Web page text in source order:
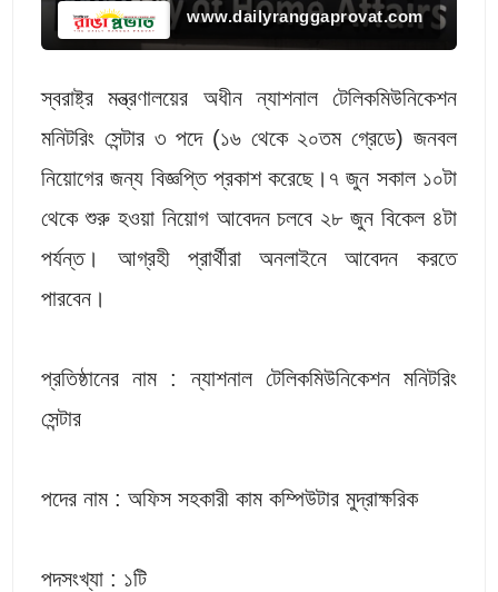
www.dailyranggaprovat.com
স্বরাষ্ট্র মন্ত্রণালয়ের অধীন ন্যাশনাল টেলিকমিউনিকেশন
মনিটরিং সেন্টার ৩ পদে (১৬ থেকে ২০তম গ্রেডে) জনবল
নিয়োগের জন্য বিজ্ঞপ্তি প্রকাশ করেছে।৭ জুন সকাল ১০টা
থেকে শুরু হওয়া নিয়োগ আবেদন চলবে ২৮ জুন বিকেল ৪টা
পর্যন্ত। আগ্রহী প্রার্থীরা অনলাইনে আবেদন করতে
পারবেন।
প্রতিষ্ঠানের নাম : ন্যাশনাল টেলিকমিউনিকেশন মনিটরিং
সেন্টার
পদের নাম : অফিস সহকারী কাম কম্পিউটার মুদ্রাক্ষরিক
পদসংখ্যা : ১টি